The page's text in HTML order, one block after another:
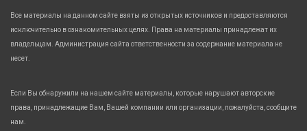
Все материалы на данном сайте взяты из открытых источников и предоставляются
исключительно в ознакомительных целях. Права на материалы принадлежат их
владельцам. Администрация сайта ответственности за содержание материала не
несет.
Если Вы обнаружили на нашем сайте материалы, которые нарушают авторские
права, принадлежащие Вам, Вашей компании или организации, пожалуйста, сообщите
нам.